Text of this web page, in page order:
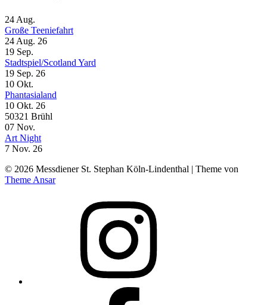
24 Aug.
Große Teeniefahrt
24 Aug. 26
19 Sep.
Stadtspiel/Scotland Yard
19 Sep. 26
10 Okt.
Phantasialand
10 Okt. 26
50321 Brühl
07 Nov.
Art Night
7 Nov. 26
© 2026 Messdiener St. Stephan Köln-Lindenthal | Theme von
Theme Ansar